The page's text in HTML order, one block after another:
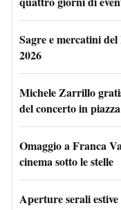
Sagre e mercatini
2026
Michele Zarrillo
del concerto in piazza
Omaggio a Franca
cinema sotto le stelle
Aperture serali